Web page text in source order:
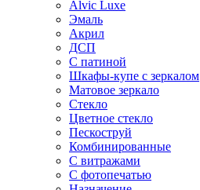
Alvic Luxe
Эмаль
Акрил
ДСП
С патиной
Шкафы-купе с зеркалом
Матовое зеркало
Стекло
Цветное стекло
Пескоструй
Комбинированные
С витражами
С фотопечатью